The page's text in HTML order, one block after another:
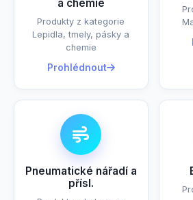
a chemie
Produkty z kategorie
Lepidla, tmely, pásky a
chemie
Prohlédnout
Pneumatické nářadí a
přísl.